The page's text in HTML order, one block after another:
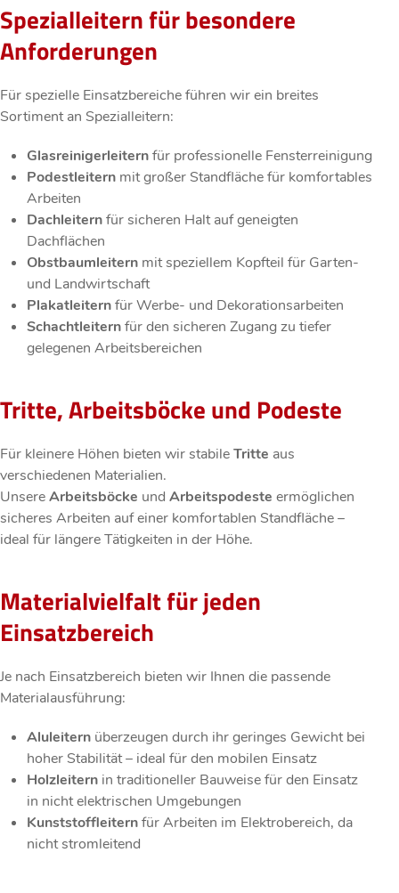
Spezialleitern für besondere
Anforderungen
Für spezielle Einsatzbereiche führen wir ein breites
Sortiment an Spezialleitern:
Glasreinigerleiternfür professionelle Fensterreinigung
Podestleitern mit großer Standfläche für komfortables
Arbeiten
Dachleiternfür sicheren Halt auf geneigten
Dachflächen
Obstbaumleitern mit speziellem Kopfteil für Garten-
und Landwirtschaft
Plakatleiternfür Werbe- und Dekorationsarbeiten
Schachtleiternfür den sicheren Zugang zu tiefer
gelegenen Arbeitsbereichen
Tritte, Arbeitsböcke und Podeste
Für kleinere Höhen bieten wir stabileTritte aus
verschiedenen Materialien.
UnsereArbeitsböcke und Arbeitspodeste ermöglichen
sicheres Arbeiten auf einer komfortablen Standfläche –
ideal für längere Tätigkeiten in der Höhe.
Materialvielfalt für jeden
Einsatzbereich
Je nach Einsatzbereich bieten wir Ihnen die passende
Materialausführung:
Aluleitern überzeugen durch ihr geringes Gewicht bei
hoher Stabilität – ideal für den mobilen Einsatz
Holzleitern in traditioneller Bauweise für den Einsatz
in nicht elektrischen Umgebungen
Kunststoffleiternfür Arbeiten im Elektrobereich, da
nicht stromleitend